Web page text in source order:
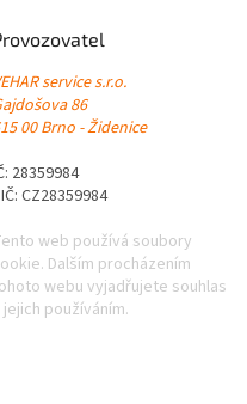
service s.r.o.
86
00 Brno - Židenice
28359984
CZ28359984
web používá soubory
Dalším procházením
webu vyjadřujete souhlas
jejich používáním.